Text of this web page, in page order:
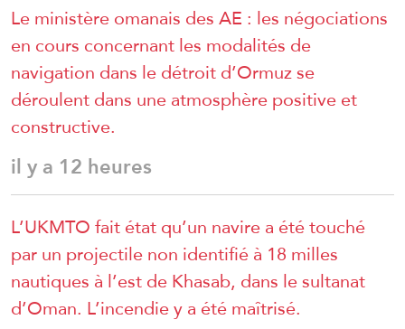
Le ministère omanais des AE : les négociations
en cours concernant les modalités de
navigation dans le détroit d’Ormuz se
déroulent dans une atmosphère positive et
constructive.
il y a 12 heures
L’UKMTO fait état qu’un navire a été touché
par un projectile non identifié à 18 milles
nautiques à l’est de Khasab, dans le sultanat
d’Oman. L’incendie y a été maîtrisé.